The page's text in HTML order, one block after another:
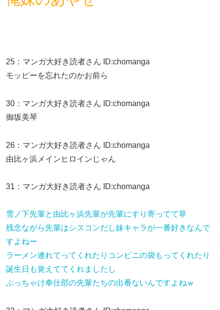
25 ： マンガ大好き読者さん ID:chomanga
モッピーを忘れたのかお前ら
30 ： マンガ大好き読者さん ID:chomanga
御坂美琴
26 ： マンガ大好き読者さん ID:chomanga
由比ヶ浜メインヒロインじゃん
31 ： マンガ大好き読者さん ID:chomanga
雪ノ下先輩と由比ヶ浜先輩が先輩にすり寄ってて草
残念ながら先輩はシスコンだし妹キャラが一番好きなんで
すよねー
ラーメン連れてってくれたりコンビニの袋もってくれたり
誕生日も覚えててくれましたし
ぶっちゃけ奉仕部の先輩たちの出番ないんですよねｗ